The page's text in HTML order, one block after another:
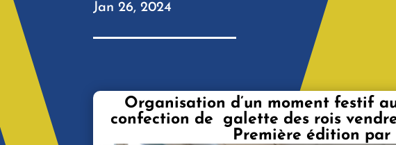
Jan 26, 2024
Organisation d’un moment festif
confection de galette des rois
Première édition par